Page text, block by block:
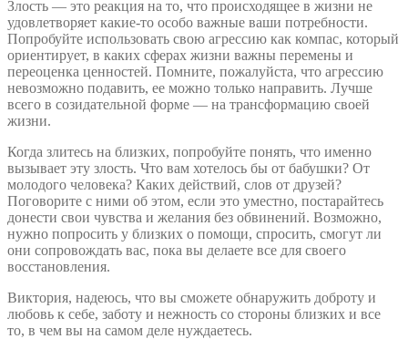
Злость — это реакция на то, что происходящее в жизни не
удовлетворяет какие-то особо важные ваши потребности.
Попробуйте использовать свою агрессию как компас, который
ориентирует, в каких сферах жизни важны перемены и
переоценка ценностей. Помните, пожалуйста, что агрессию
невозможно подавить, ее можно только направить. Лучше
всего в созидательной форме — на трансформацию своей
жизни.
Когда злитесь на близких, попробуйте понять, что именно
вызывает эту злость. Что вам хотелось бы от бабушки? От
молодого человека? Каких действий, слов от друзей?
Поговорите с ними об этом, если это уместно, постарайтесь
донести свои чувства и желания без обвинений. Возможно,
нужно попросить у близких о помощи, спросить, смогут ли
они сопровождать вас, пока вы делаете все для своего
восстановления.
Виктория, надеюсь, что вы сможете обнаружить доброту и
любовь к себе, заботу и нежность со стороны близких и все
то, в чем вы на самом деле нуждаетесь.